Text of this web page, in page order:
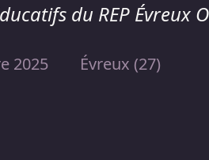
du REP Évreux
2025 Évreux (27)